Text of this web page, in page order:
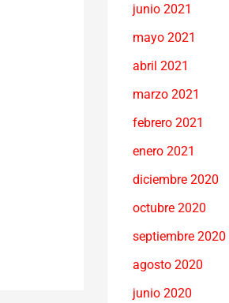
junio 2021
mayo 2021
abril 2021
marzo 2021
febrero 2021
enero 2021
diciembre 2020
octubre 2020
septiembre 2020
agosto 2020
junio 2020